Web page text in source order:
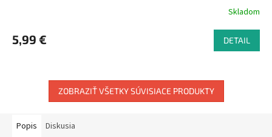
Skladom
5,99 € DETAIL
ZOBRAZIŤ VŠETKY SÚVISIACE PRODUKTY
Popis Diskusia